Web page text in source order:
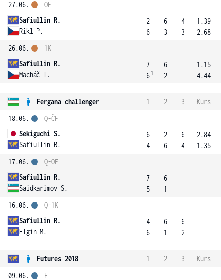
27.06.
Safiullin R.
Rikl P.
OF
2
6
6
3
4
3
1.39
2.68
26.06.
Safiullin R.
Macháč T.
1K
7
6 1
6
2
1.15
4.44
Fergana challenger 1 2 3
Kurs
18.06.
Sekiguchi S.
Safiullin R.
Q-ČF
6
4
2
6
6
4
2.84
1.35
17.06.
Safiullin R.
Saidkarimov S.
Q-OF
7
5
6
1
16.06.
Safiullin R.
Elgin M.
Q-1K
4
6
6
1
6
2
Futures 2018 1 2 3
Kurs
09.06.
F